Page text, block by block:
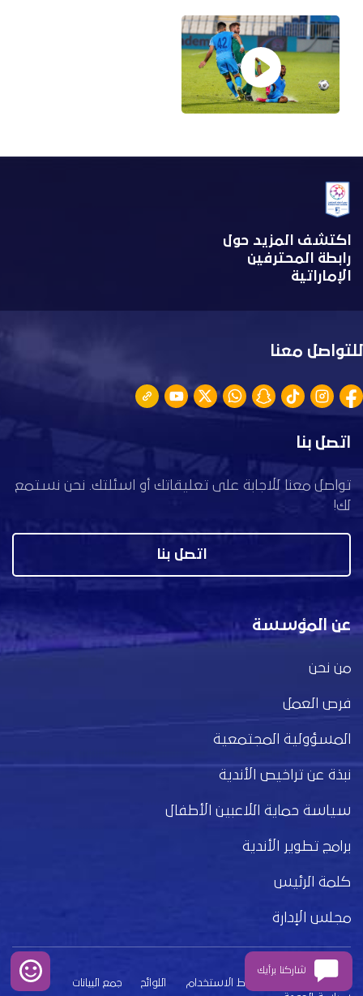
اكتشف المزيد حول
رابطة المحترفين
الإماراتية
للتواصل معنا
اتصل بنا
تواصل معنا للاجابة على تعليقاتك أو اسئلتك. نحن نستمع
لك!
اتصل بنا
عن المؤسسة
من نحن
فرص العمل
المسؤولية المجتمعية
نبذة عن تراخيص الأندية
سياسة حماية اللاعبين الأطفال
برامج تطوير الأندية
كلمة الرئيس
مجلس الإدارة
بيان الخصوصية شروط الاستخدام اللوائح
جمع البيانات
شاركنا برأيك